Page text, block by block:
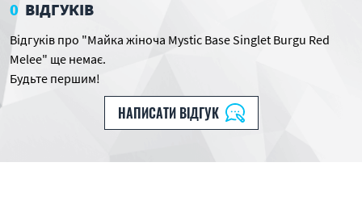
0 ВІДГУКІВ
Відгуків про "Майка жіноча Mystic Base Singlet Burgu Red
Melee" ще немає.
Будьте першим!
НАПИСАТИ ВІДГУК